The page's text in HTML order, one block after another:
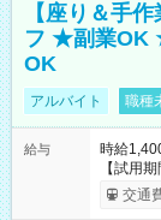
【座り＆手
フ ★副業OK
OK
アルバイト 職種
給与
時給
【試用
給与は
交通